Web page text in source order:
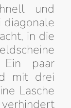
und
diagonale
in die
Ein paar
mit drei
Lasche